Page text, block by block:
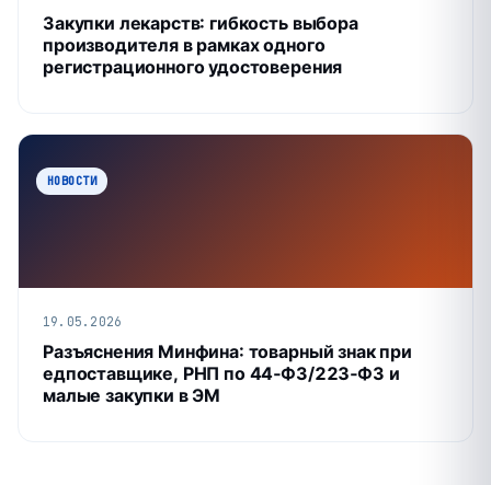
Закупки лекарств: гибкость выбора
производителя в рамках одного
регистрационного удостоверения
НОВОСТИ
19.05.2026
Разъяснения Минфина: товарный знак при
едпоставщике, РНП по 44‑ФЗ/223‑ФЗ и
малые закупки в ЭМ